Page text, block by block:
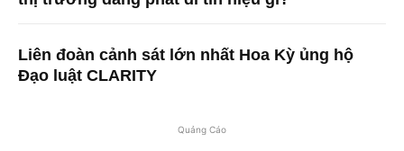
Liên đoàn cảnh sát lớn nhất Hoa Kỳ ủng hộ
Đạo luật CLARITY
Quảng Cáo